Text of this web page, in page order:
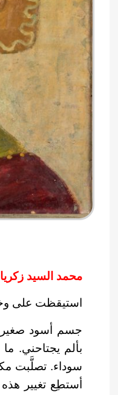
محمد السيد زكريا
استيقظت على
جسم أسود صغير
بألم يجتاحني.
سوداء. تصلَّبت
أستطِع تغيير